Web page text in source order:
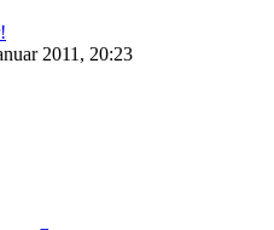
2011, 20:23